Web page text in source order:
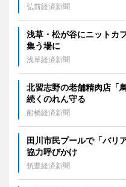
弘前経済新聞
浅草・松が谷にニット
集う場に
浅草経済新聞
北習志野の老舗精肉店
続くのれん守る
船橋経済新聞
田川市民プールで「バ
協力呼びかけ
筑豊経済新聞